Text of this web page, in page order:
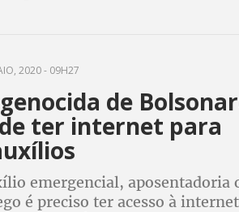
2020 - 09H27
de
ter internet para
emergencial, aposentadoria
é preciso ter acesso à